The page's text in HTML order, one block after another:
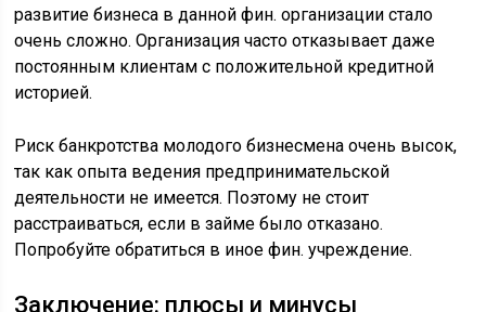
развитие бизнеса в данной фин. организации стало
очень сложно. Организация часто отказывает даже
постоянным клиентам с положительной кредитной
историей.
Риск банкротства молодого бизнесмена очень высок,
так как опыта ведения предпринимательской
деятельности не имеется. Поэтому не стоит
расстраиваться, если в займе было отказано.
Попробуйте обратиться в иное фин. учреждение.
Заключение: плюсы и минусы